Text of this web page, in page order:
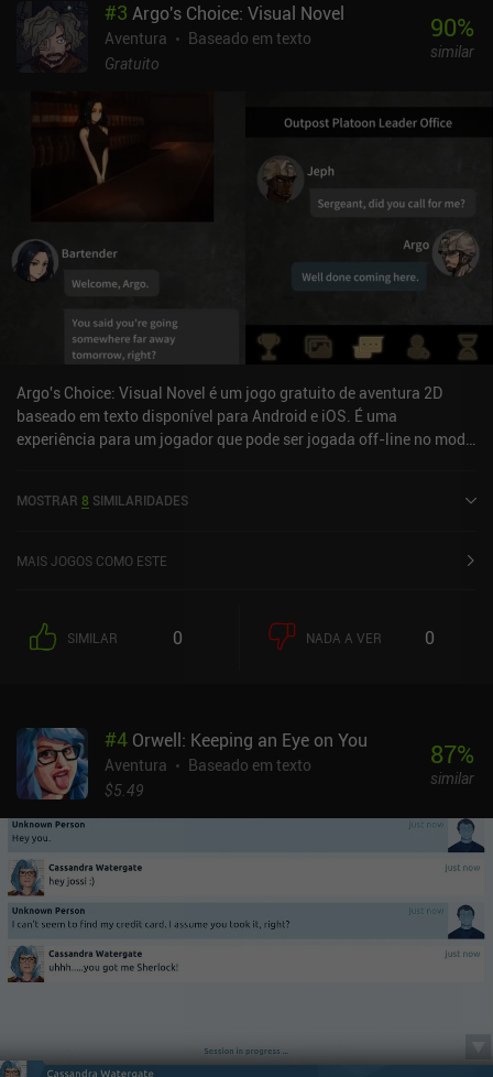
#3 Argo's Choice: Visual Novel
Aventura
Baseado em texto
Gratuito
90%
similar
Argo's Choice: Visual Novel é um jogo gratuito de aventura 2D
baseado em texto disponível para Android e iOS. É uma
experiência para um jogador que pode ser jogada off-line no modo
5,0 na App Store do iOS.
MOSTRAR 8 SIMILARIDADES
MAIS JOGOS COMO ESTE
SIMILAR 0 NADA A VER 0
#4 Orwell: Keeping an Eye on You
Aventura
Baseado em texto
$5.49
87%
similar